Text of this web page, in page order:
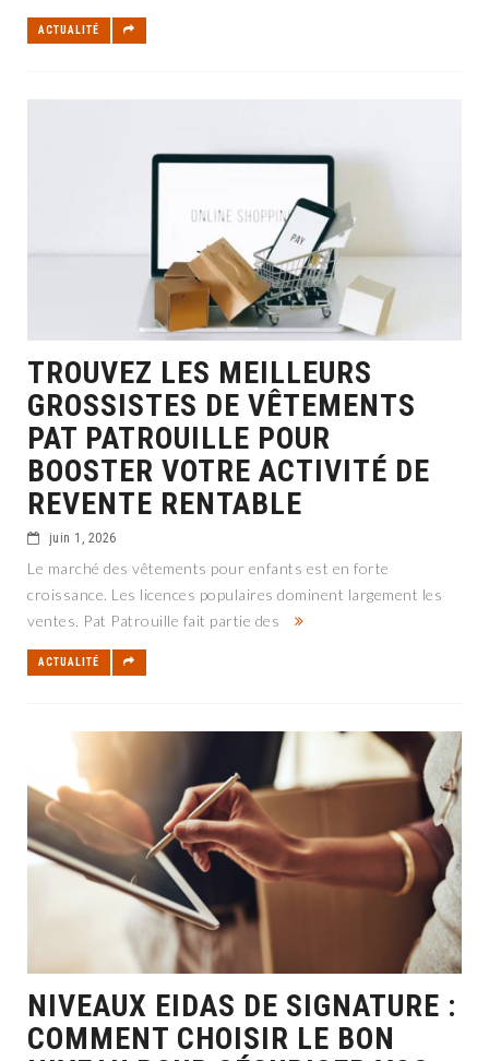
ACTUALITÉ
TROUVEZ LES MEILLEURS
GROSSISTES DE VÊTEMENTS
PAT PATROUILLE POUR
BOOSTER VOTRE ACTIVITÉ DE
REVENTE RENTABLE
juin 1, 2026
Le marché des vêtements pour enfants est en forte
croissance. Les licences populaires dominent largement les
ventes. Pat Patrouille fait partie des
ACTUALITÉ
NIVEAUX EIDAS DE SIGNATURE :
COMMENT CHOISIR LE BON